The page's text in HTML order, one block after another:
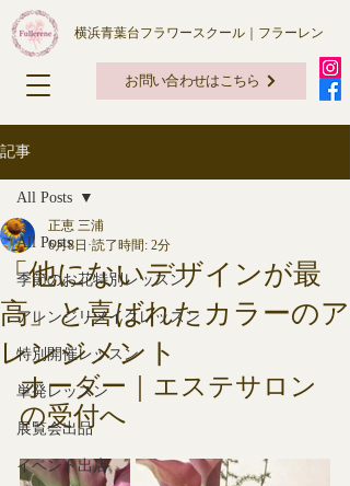
横浜青葉台フラワースクール｜フラーレン
お問い合わせはこちら
記事
All Posts
季節のお花特別レッスン
アレンジリメイクレッスン
特別開催レッスン
単発レッスン
展覧会出品
イベント出店
All Posts
「他にないデザインが最
高」と喜ばれたカラーのア
レンジメント
正恵 三浦
6月8日 読了時間: 2分
オーダー｜エステサロン
の受付へ